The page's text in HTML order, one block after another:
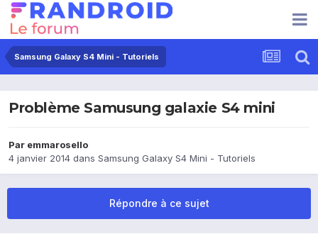
Samsung Galaxy S4 Mini - Tutoriels
Problème Samusung galaxie S4 mini
Par emmarosello
4 janvier 2014 dans Samsung Galaxy S4 Mini - Tutoriels
Répondre à ce sujet